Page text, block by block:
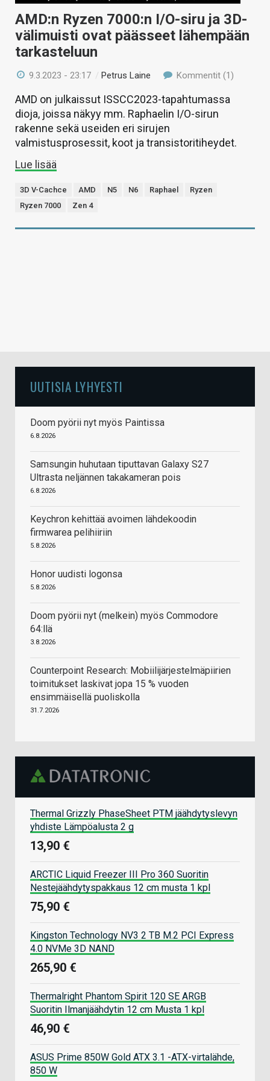
AMD:n Ryzen 7000:n I/O-siru ja 3D-
välimuisti ovat päässeet lähempään
tarkasteluun
9.3.2023 - 23:17 /Petrus Laine Kommentit (1)
AMD on julkaissut ISSCC2023-tapahtumassa
dioja, joissa näkyy mm. Raphaelin I/O-sirun
rakenne sekä useiden eri sirujen
valmistusprosessit, koot ja transistoritiheydet.
Lue lisää
3D V-Cachce AMD N5 N6 Raphael
Ryzen
Ryzen 7000
Zen 4
UUTISIA LYHYESTI
Doom pyörii nyt myös Paintissa
6.8.2026
Samsungin huhutaan tiputtavan Galaxy S27
Ultrasta neljännen takakameran pois
6.8.2026
Keychron kehittää avoimen lähdekoodin
firmwarea pelihiiriin
5.8.2026
Honor uudisti logonsa
5.8.2026
Doom pyörii nyt (melkein) myös Commodore
64:llä
3.8.2026
Counterpoint Research: Mobiilijärjestelmäpiirien
toimitukset laskivat jopa 15 % vuoden
ensimmäisellä puoliskolla
31.7.2026
Thermal Grizzly PhaseSheet PTM jäähdytyslevyn
yhdiste Lämpöalusta 2 g
13,90 €
ARCTIC Liquid Freezer III Pro 360 Suoritin
Nestejäähdytyspakkaus 12 cm musta 1 kpl
75,90 €
Kingston Technology NV3 2 TB M.2 PCI Express
4.0 NVMe 3D NAND
265,90 €
Thermalright Phantom Spirit 120 SE ARGB
Suoritin Ilmanjäähdytin 12 cm Musta 1 kpl
46,90 €
ASUS Prime 850W Gold ATX 3.1 -ATX-virtalähde,
850 W